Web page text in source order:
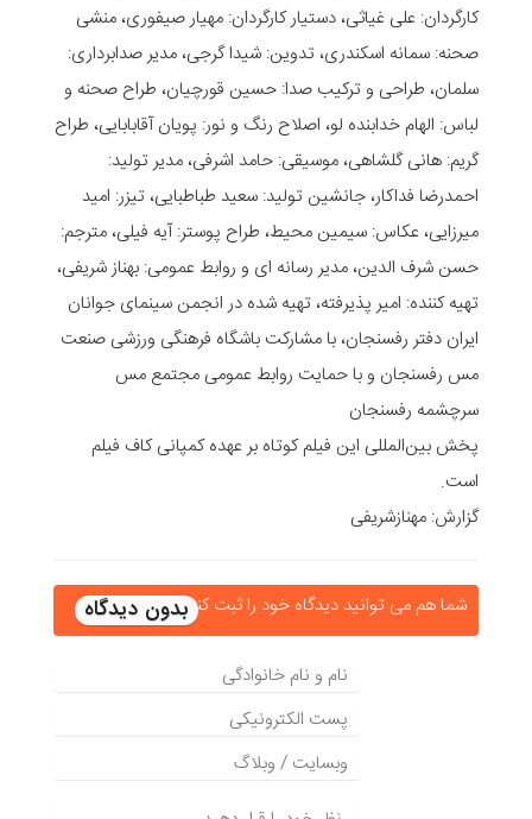
کارگردان: علی غیاثی، دستیار کارگردان: مهیار صیفوری، منشی
صحنه: سمانه اسکندری، تدوین: شیدا گرجی، مدیر صدابرداری:
سلمان، طراحی و ترکیب صدا: حسین قورچیان، طراح صحنه و
لباس: الهام خدابنده لو، اصلاح رنگ و نور: پویان آقابابایی، طراح
گریم: هانی گلشاهی، موسیقی: حامد اشرفی، مدیر تولید:
احمدرضا فداکار، جانشین تولید: سعید طباطبایی، تیزر: امید
میرزایی، عکاس: سیمین محیط، طراح پوستر: آیه فیلی، مترجم:
حسن شرف الدین، مدیر رسانه ای و روابط عمومی: بهناز شریفی،
تهیه کننده: امیر پذیرفته، تهیه شده در انجمن سینمای جوانان
ایران دفتر رفسنجان، با مشارکت باشگاه فرهنگی ورزشی صنعت
مس رفسنجان و با حمایت روابط عمومی مجتمع مس
سرچشمه رفسنجان
پخش بین‌المللی این فیلم کوتاه بر عهده کمپانی کاف فیلم
است.
گزارش: مهنازشریفی
شما هم می توانید دیدگاه خود را ثبت کنید